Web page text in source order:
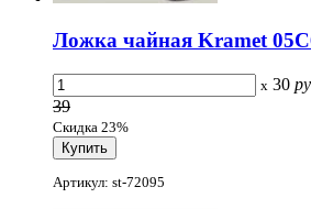
Ложка чайная Kramet
x 30
39
Скидка 23%
Артикул: st-72095